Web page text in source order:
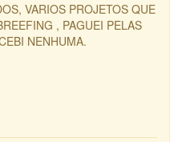
VARIOS PROJETOS QUE
, PAGUEI PELAS
NENHUMA.